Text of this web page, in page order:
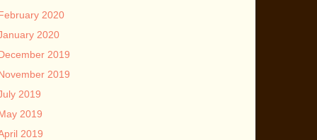
2020
2020
2019
2019
2019
2019
2019